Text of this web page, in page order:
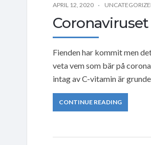
APRIL 12, 2020
Fienden har kommit men
veta vem som bär på
intag av C-vitamin är
CONTINUE READING